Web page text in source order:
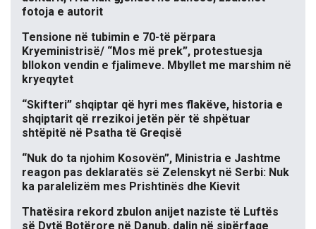
fotoja e autorit
Tensione në tubimin e 70-të përpara
Kryeministrisë/ “Mos më prek”, protestuesja
bllokon vendin e fjalimeve. Mbyllet me marshim në
kryeqytet
“Skifteri” shqiptar që hyri mes flakëve, historia e
shqiptarit që rrezikoi jetën për të shpëtuar
shtëpitë në Psatha të Greqisë
“Nuk do ta njohim Kosovën”, Ministria e Jashtme
reagon pas deklaratës së Zelenskyt në Serbi: Nuk
ka paralelizëm mes Prishtinës dhe Kievit
Thatësira rekord zbulon anijet naziste të Luftës
së Dytë Botërore në Danub, dalin në sipërfaqe